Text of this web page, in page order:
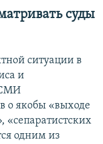
суды
ситуации в
и
СМИ
о якобы «выходе
«сепаратистских
одним из